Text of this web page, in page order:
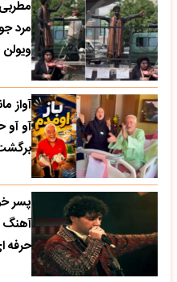
مرد
ویولن
آواز
آو آو
پسر
آهنگ
حرفه